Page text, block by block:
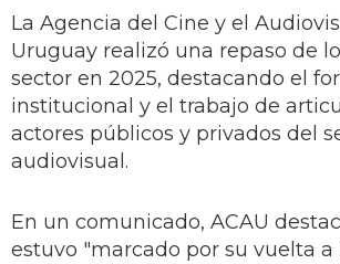
La Agencia del Cine y el
Uruguay realizó una repaso de
sector en 2025, destacando el
institucional y el trabajo de
actores públicos y privados del
audiovisual.
En un comunicado, ACAU
estuvo "marcado por su vuelta a